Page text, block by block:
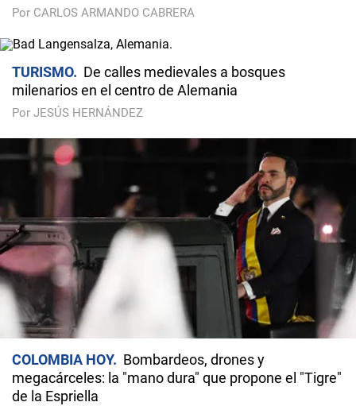
Por CARLOS ARMANDO CABRERA
TURISMO
De calles medievales a bosques
milenarios en el centro de Alemania
Por JESÚS HERNÁNDEZ
COLOMBIA HOY
Bombardeos, drones y
megacárceles: la "mano dura" que propone el "Tigre"
de la Espriella